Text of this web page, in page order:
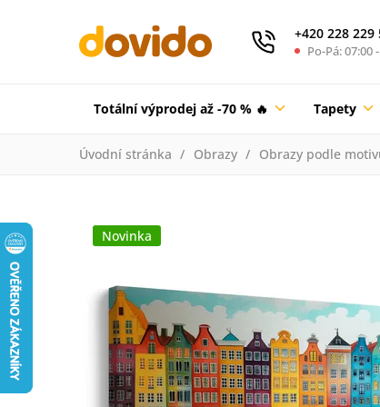
+420 228 229
Po-Pá: 07:00
Totální výprodej až -70 % 🔥 Tapety
Úvodní stránka Obrazy Obrazy podle
Novinka